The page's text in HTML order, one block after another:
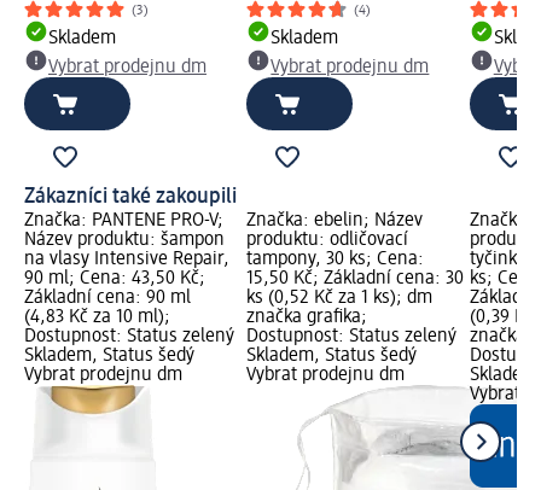
(3)
Skladem
Vybrat prodejnu dm
(4)
Skladem
Vybrat prodejnu dm
Zákazníci také zakoupili
Značka: PANTENE PRO-V;
Název produktu: šampon
na vlasy Intensive Repair,
90 ml; Cena: 43,50 Kč;
Základní cena: 90 ml
(4,83 Kč za 10 ml);
Dostupnost: Status zelený
Skladem, Status šedý
Vybrat prodejnu dm
Značka: ebelin; Název
produktu: odličovací
tampony, 30 ks; Cena:
15,50 Kč; Základní cena: 30
ks (0,52 Kč za 1 ks); dm
značka grafika;
Dostupnost: Status zelený
Skladem, Status šedý
Vybrat prodejnu dm
Značka:
tyčinky
ks;
(0,39 Kč
značka
Vybrat